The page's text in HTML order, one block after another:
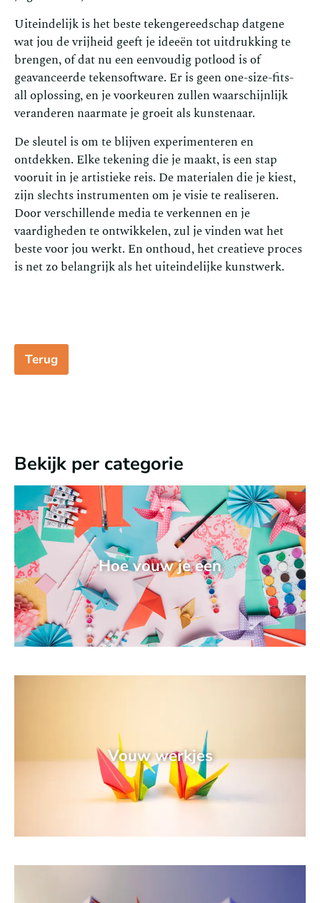
Uiteindelijk is het beste tekengereedschap datgene
wat jou de vrijheid geeft je ideeën tot uitdrukking te
brengen, of dat nu een eenvoudig potlood is of
geavanceerde tekensoftware. Er is geen one-size-fits-
all oplossing, en je voorkeuren zullen waarschijnlijk
veranderen naarmate je groeit als kunstenaar.
De sleutel is om te blijven experimenteren en
ontdekken. Elke tekening die je maakt, is een stap
vooruit in je artistieke reis. De materialen die je kiest,
zijn slechts instrumenten om je visie te realiseren.
Door verschillende media te verkennen en je
vaardigheden te ontwikkelen, zul je vinden wat het
beste voor jou werkt. En onthoud, het creatieve proces
is net zo belangrijk als het uiteindelijke kunstwerk.
Terug
Bekijk per categorie
Hoe vouw je een
Vouw werkjes